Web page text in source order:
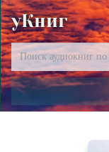
уКниг